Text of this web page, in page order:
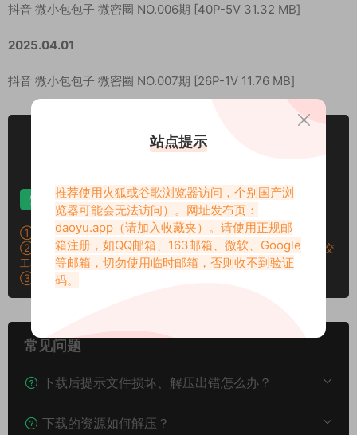
抖音 微小包包子 微密圈 NO.006期 [40P-5V 31.32 MB]
2025.04.01
抖音 微小包包子 微密圈 NO.007期 [26P-1V 11.76 MB]
下载价格 VIP
安卓解压 苹果解压 电脑解压
①：所有素材切勿外传，仅供欣赏，喜欢请支持原作者！
②：所有素材密码均已测试，遇见问题站内有教程学习，不会再提交
工单。
③：所有素材均无露点、纯绿色版本，若有需求请另寻，谢谢！
常见问题
下载后提示文件损坏、解压出错怎么办？
下载的资源如何解压？
站点提示
推荐使用火狐或谷歌浏览器访问，个别国产浏
览器可能会无法访问）。网址发布页：
daoyu.app （请加入收藏夹）。请使用正规邮
箱注册，如QQ邮箱、163邮箱、微软、Google
等邮箱，切勿使用临时邮箱，否则收不到验证
码。